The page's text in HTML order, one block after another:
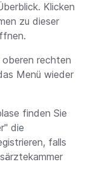
Klicken
zu dieser
rechten
Menü wieder
finden Sie
die
falls